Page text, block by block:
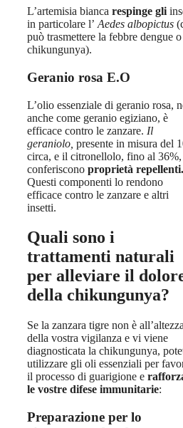
L’artemisia bianca respinge gli
in particolare l’ Aedes albopictus
può trasmettere la febbre dengue
chikungunya).
Geranio rosa E.O
L’olio essenziale di geranio rosa,
anche come geranio egiziano, è
efficace contro le zanzare. Il
geraniolo, presente in misura del
circa, e il citronellolo, fino al
conferiscono proprietà repellenti.
Questi componenti lo rendono
efficace contro le zanzare e altri
insetti.
Quali sono i
trattamenti naturali
per alleviare il
della chikungunya?
Se la zanzara tigre non è all’altezza
della vostra vigilanza e vi viene
diagnosticata la chikungunya,
utilizzare gli oli essenziali per
il processo di guarigione e
le vostre difese immunitarie:
Preparazione per lo